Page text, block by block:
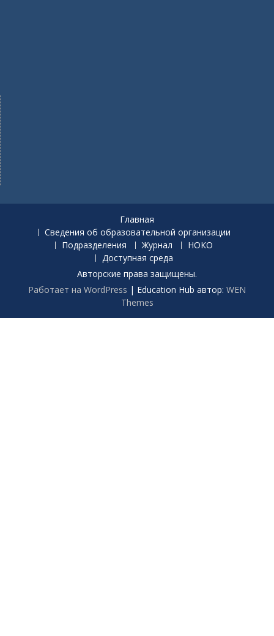
Главная
Сведения об образовательной организации
Подразделения
Журнал
НОКО
Доступная среда
Авторские права защищены.
Работает на WordPress | Education Hub автор: WEN
Themes